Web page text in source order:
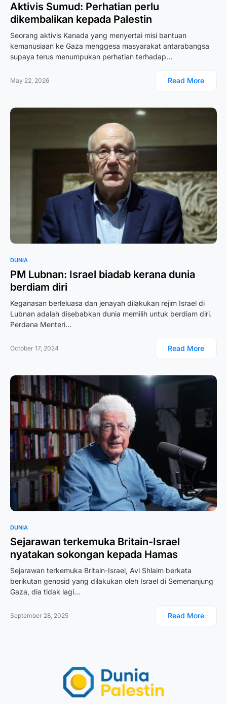
Aktivis Sumud: Perhatian perlu
dikembalikan kepada Palestin
Seorang aktivis Kanada yang menyertai misi bantuan
kemanusiaan ke Gaza menggesa masyarakat antarabangsa
supaya terus menumpukan perhatian terhadap…
May 22, 2026 Read More
DUNIA
PM Lubnan: Israel biadab kerana dunia
berdiam diri
Keganasan berleluasa dan jenayah dilakukan rejim Israel di
Lubnan adalah disebabkan dunia memilih untuk berdiam diri.
Perdana Menteri…
October 17, 2024 Read More
DUNIA
Sejarawan terkemuka Britain-Israel
nyatakan sokongan kepada Hamas
Sejarawan terkemuka Britain-Israel, Avi Shlaim berkata
berikutan genosid yang dilakukan oleh Israel di Semenanjung
Gaza, dia tidak lagi…
September 28, 2025 Read More